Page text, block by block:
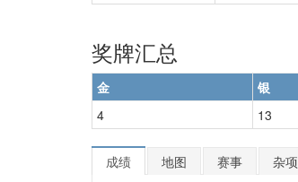
奖牌汇总
金 银
4
13
成绩 地图 赛事 杂项